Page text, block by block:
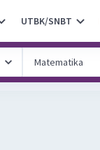
UTBK/SNBT